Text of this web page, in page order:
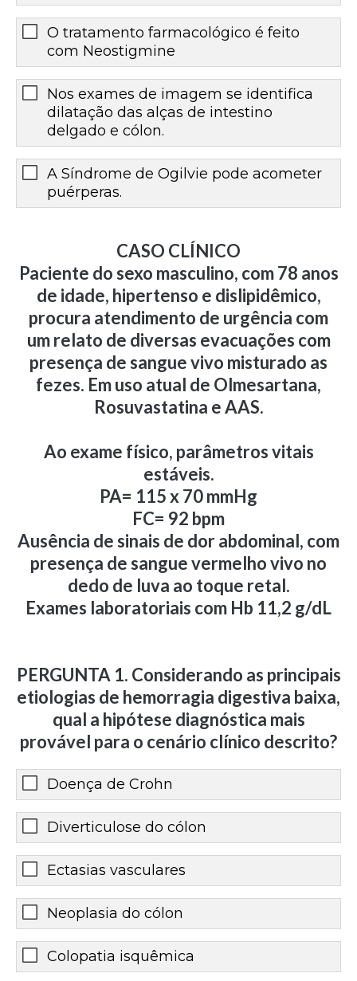
O tratamento farmacológico é feito
com Neostigmine
Nos exames de imagem se identifica
dilatação das alças de intestino
delgado e cólon.
A Síndrome de Ogilvie pode acometer
puérperas.
CASO CLÍNICO
Paciente do sexo masculino, com 78 anos
de idade, hipertenso e dislipidêmico,
procura atendimento de urgência com
um relato de diversas evacuações com
presença de sangue vivo misturado as
fezes. Em uso atual de Olmesartana,
Rosuvastatina e AAS.
Ao exame físico, parâmetros vitais
estáveis.
PA= 115 x 70 mmHg
FC= 92 bpm
Ausência de sinais de dor abdominal, com
presença de sangue vermelho vivo no
dedo de luva ao toque retal.
Exames laboratoriais com Hb 11,2 g/dL
PERGUNTA 1. Considerando as principais
etiologias de hemorragia digestiva baixa,
qual a hipótese diagnóstica mais
provável para o cenário clínico descrito?
Doença de Crohn
Diverticulose do cólon
Ectasias vasculares
Neoplasia do cólon
Colopatia isquêmica